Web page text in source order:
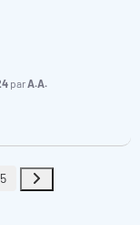
parA.A.
5